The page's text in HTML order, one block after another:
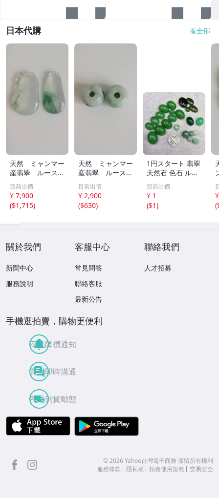
日本代購 看全部
天然 ミャンマー
産翡翠 ルース
瓜 氷のように透
き通る 17ｘ8.5
ｘ2.4ｍｍ 3.5ct
と 17.6ｘ11
目前出價
¥ 7,900
($1,715)
天然 ミャンマー
産翡翠 ルース
18ｘ12.8ｍ
ｍ 40.5ct と
18.4ｘ13.3ｍｍ
43ct 注意事項
目前出價
¥ 2,900
($630)
1円スタート 翡翠
天然石 色石 ルー
ス まとめ 大量 ジ
ュエリー 宝石 総
重量約49.0g ヒス
イ HE0806ろ
目前出價
¥ 1
($1)
(
關於我們
新聞中心
服務說明
客服中心
常見問答
聯絡客服
最新公告
聯絡我們
人才招募
手機逛拍賣，購物更便利
商品降價通知
買賣即時溝通
商品到貨動態
APP Store
facebook ©2026 Yahoo台灣電子商務 保留所有權利
服務條款
隱私權 拍賣使用規範 交易安全